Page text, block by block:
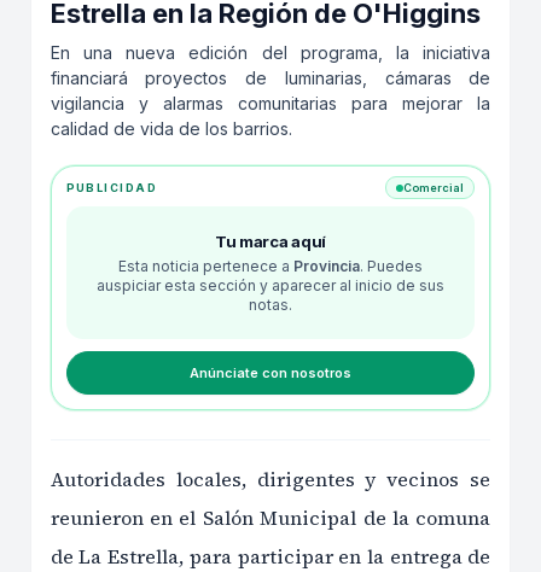
Estrella en la Región de O'Higgins
En una nueva edición del programa, la iniciativa
financiará proyectos de luminarias, cámaras de
vigilancia y alarmas comunitarias para mejorar la
calidad de vida de los barrios.
PUBLICIDAD Comercial
Tu marca aquí
Esta noticia pertenece a Provincia. Puedes
auspiciar esta sección y aparecer al inicio de sus
notas.
Anúnciate con nosotros
Autoridades locales, dirigentes y vecinos se
reunieron en el Salón Municipal de la comuna
de La Estrella, para participar en la entrega de